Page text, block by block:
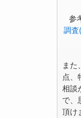
参
調査
また
点、
相談
で、
頂け